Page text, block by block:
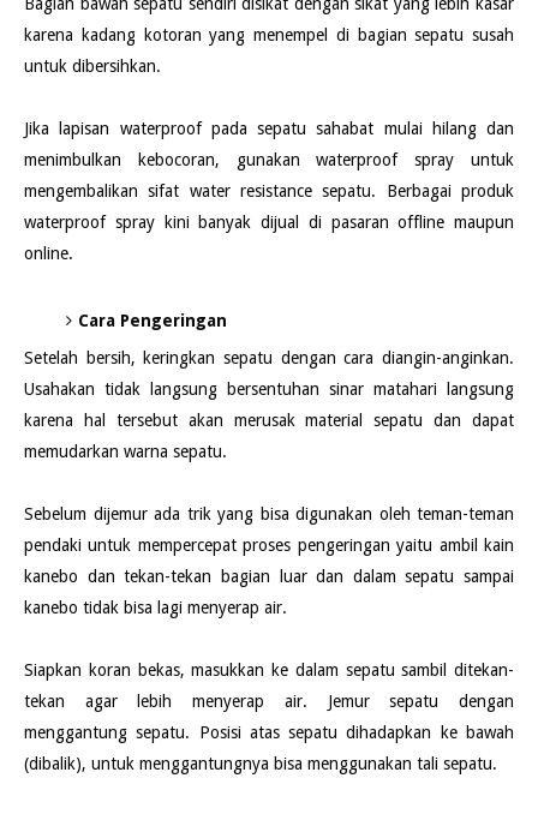
karena kadang kotoran yang menempel di bagian sepatu susah
untuk dibersihkan.
Jika lapisan waterproof pada sepatu sahabat mulai hilang dan
menimbulkan kebocoran, gunakan waterproof spray untuk
mengembalikan sifat water resistance sepatu. Berbagai produk
waterproof spray kini banyak dijual di pasaran offline maupun
online.
Cara Pengeringan
Setelah bersih, keringkan sepatu dengan cara diangin-anginkan.
Usahakan tidak langsung bersentuhan sinar matahari langsung
karena hal tersebut akan merusak material sepatu dan dapat
memudarkan warna sepatu.
Sebelum dijemur ada trik yang bisa digunakan oleh teman-teman
pendaki untuk mempercepat proses pengeringan yaitu ambil kain
kanebo dan tekan-tekan bagian luar dan dalam sepatu sampai
kanebo tidak bisa lagi menyerap air.
Siapkan koran bekas, masukkan ke dalam sepatu sambil ditekan-
tekan agar lebih menyerap air. Jemur sepatu dengan
menggantung sepatu. Posisi atas sepatu dihadapkan ke bawah
(dibalik), untuk menggantungnya bisa menggunakan tali sepatu.